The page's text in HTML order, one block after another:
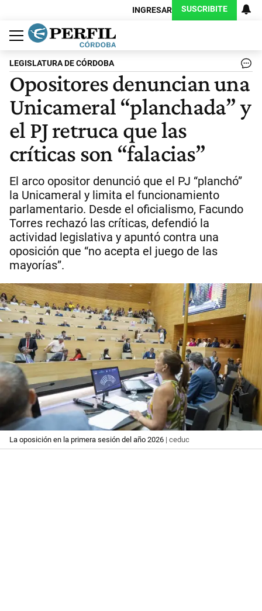
INGRESAR SUSCRIBITE
Política
Economía
Judiciales
Sociedad
Cultura
Espectáculos
Deportes
Protagonistas
LEGISLATURA DE CÓRDOBA
Opositores denuncian una
Unicameral “planchada” y
el PJ retruca que las
críticas son “falacias”
El arco opositor denunció que el PJ “planchó”
la Unicameral y limita el funcionamiento
parlamentario. Desde el oficialismo, Facundo
Torres rechazó las críticas, defendió la
actividad legislativa y apuntó contra una
oposición que “no acepta el juego de las
mayorías”.
La oposición en la primera sesión del año 2026 | ceduc